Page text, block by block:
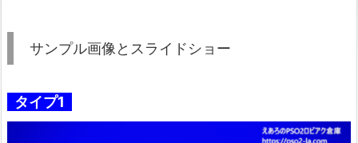
サンプル画像とスライドショー
タイプ1